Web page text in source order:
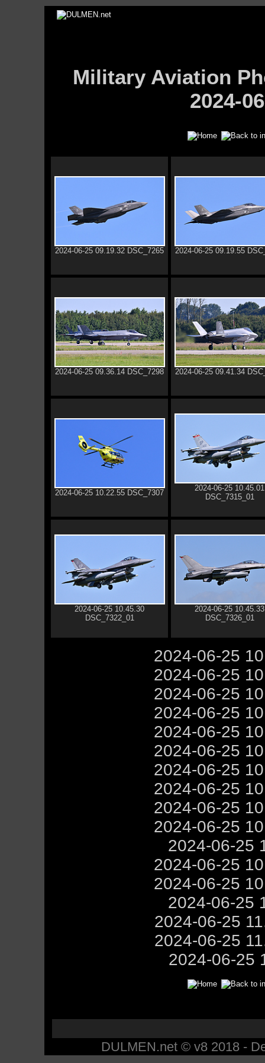
Military Aviation
2024-
2024-06-25 09.19.32 DSC_7265 2024-06-25 09.19.55
2024-06-25 09.36.14 DSC_7298 2024-06-25 09.41.34
2024-06-25 10.22.55 DSC_7307
2024-06-25 10.45.01
DSC_7315_01
2024-06-25 10.45.30
DSC_7322_01
2024-06-25 10.45.33
DSC_7326_01
2024-06-25
2024-06-25
2024-06-25
2024-06-25
2024-06-25
2024-06-25
2024-06-25
2024-06-25
2024-06-25
2024-06-25
2024-06-25
2024-06-25
2024-06-25
2024-06-25
2024-06-25
2024-06-25
2024-06-25
DULMEN.net © v8 2018 -